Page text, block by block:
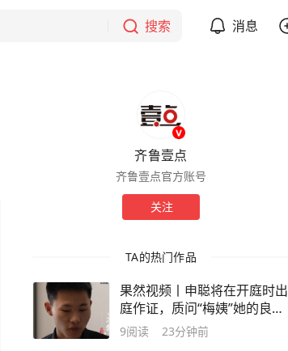
搜索 消息
齐鲁壹点
齐鲁壹点官方账号
关注
TA的热门作品
果然视频丨申聪将在开庭时出
庭作证，质问“梅姨”她的良心
不痛吗
9阅读 23分钟前